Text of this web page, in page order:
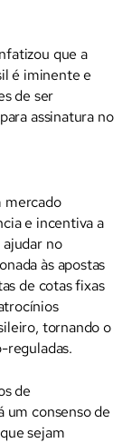
que a
é iminente e
de ser
assinatura no
mercado
e incentiva a
no
às apostas
de cotas fixas
tornando o
reguladas.
de
um consenso de
sejam